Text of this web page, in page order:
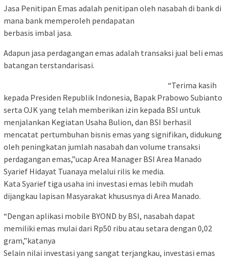
Jasa Penitipan Emas adalah penitipan oleh nasabah di bank di
mana bank memperoleh pendapatan
berbasis imbal jasa.
Adapun jasa perdagangan emas adalah transaksi jual beli emas
batangan terstandarisasi.
“Terima kasih
kepada Presiden Republik Indonesia, Bapak Prabowo Subianto
serta OJK yang telah memberikan izin kepada BSI untuk
menjalankan Kegiatan Usaha Bulion, dan BSI berhasil
mencatat pertumbuhan bisnis emas yang signifikan, didukung
oleh peningkatan jumlah nasabah dan volume transaksi
perdagangan emas,”ucap Area Manager BSI Area Manado
Syarief Hidayat Tuanaya melalui rilis ke media.
Kata Syarief tiga usaha ini investasi emas lebih mudah
dijangkau lapisan Masyarakat khususnya di Area Manado.
“Dengan aplikasi mobile BYOND by BSI, nasabah dapat
memiliki emas mulai dari Rp50 ribu atau setara dengan 0,02
gram,”katanya
Selain nilai investasi yang sangat terjangkau, investasi emas